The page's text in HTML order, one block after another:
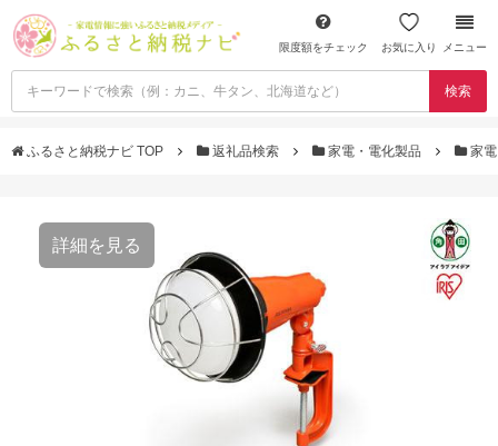
限度額をチェック お気に入り メニュー
検索
ふるさと納税ナビ TOP 返礼品検索 家電・電化製品 家電
詳細を見る